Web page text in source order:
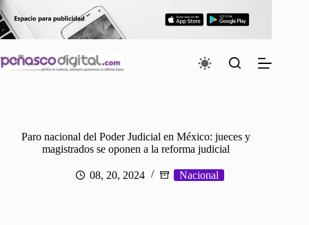
Saltar
al
contenido
Paro nacional del Poder Judicial en México: jueces y
magistrados se oponen a la reforma judicial
08, 20, 2024 Nacional